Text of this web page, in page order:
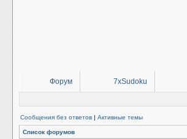
Форум 7xSudoku
Сообщения без ответов | Активные темы
Список форумов